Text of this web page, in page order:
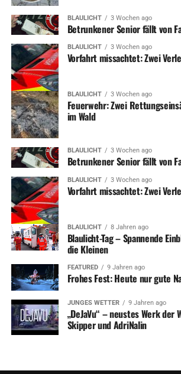
DON'T MISS
Verschwundenes Wetter Magazin war
BLAULICHT 3 Wochen ago
Betrunkener Senior fällt von
BLAULICHT 3 Wochen ago
Vorfahrt missachtet: Zwei
BLAULICHT 3 Wochen ago
Feuerwehr: Zwei
im Wald
BLAULICHT 3 Wochen ago
Betrunkener Senior fällt von
BLAULICHT 3 Wochen ago
Vorfahrt missachtet: Zwei
BLAULICHT 8 Jahren ago
Blaulicht-Tag – Spannende
die Kleinen
FEATURED 9 Jahren ago
Frohes Fest: Heute nur gute
JUNGES WETTER 9 Jahren ago
„DeJaVu“ – neustes Werk der
Skipper und AdriNalin